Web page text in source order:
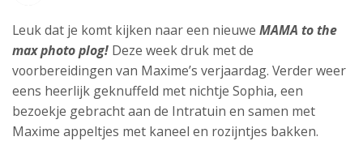
Leuk dat je komt kijken naar een nieuwe MAMA to the
max photo plog! Deze week druk met de
voorbereidingen van Maxime’s verjaardag. Verder weer
eens heerlijk geknuffeld met nichtje Sophia, een
bezoekje gebracht aan de Intratuin en samen met
Maxime appeltjes met kaneel en rozijntjes bakken.